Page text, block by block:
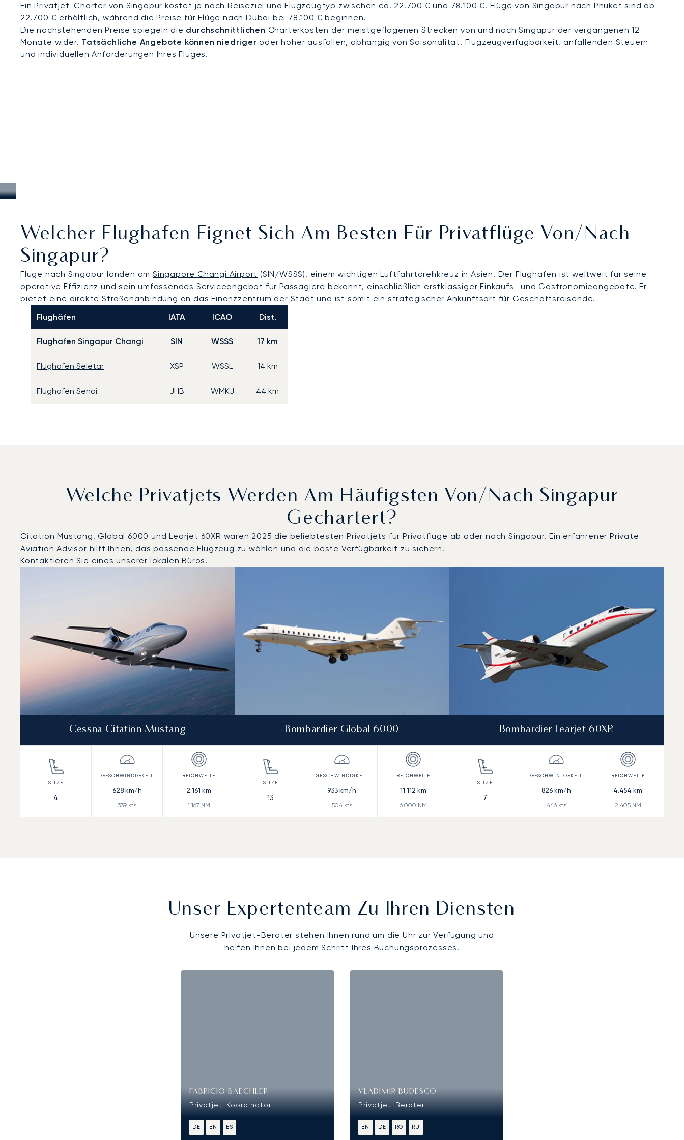
Ein Privatjet-Charter von Singapur kostet je nach Reiseziel und Flugzeugtyp zwischen ca. 22.700 € und 78.100 €. Flüge von Singapur nach Phuket sind ab
22.700 € erhältlich, während die Preise für Flüge nach Dubai bei 78.100 € beginnen.
Die nachstehenden Preise spiegeln die durchschnittlichen Charterkosten der meistgeflogenen Strecken von und nach Singapur der vergangenen 12
Monate wider. Tatsächliche Angebote können niedriger oder höher ausfallen, abhängig von Saisonalität, Flugzeugverfügbarkeit, anfallenden Steuern
und individuellen Anforderungen Ihres Fluges.
Welcher Flughafen Eignet Sich Am Besten Für Privatflüge Von/nach
Singapur?
Flüge nach Singapur landen amSingapore Changi Airport (SIN/WSSS), einem wichtigen Luftfahrtdrehkreuz in Asien. Der Flughafen ist weltweit für seine
operative Effizienz und sein umfassendes Serviceangebot für Passagiere bekannt, einschließlich erstklassiger Einkaufs- und Gastronomieangebote. Er
bietet eine direkte Straßenanbindung an das Finanzzentrum der Stadt und ist somit ein strategischer Ankunftsort für Geschäftsreisende.
Flughäfen
IATA ICAO Dist.
Flughafen Singapur Changi SIN WSSS 17 km
Flughafen Seletar XSP WSSL 14 km
Flughafen Senai JHB WMKJ 44 km
Welche Privatjets Werden Am Häufigsten Von/nach Singapur
Gechartert?
Citation Mustang, Global 6000 und Learjet 60XR waren 2025 die beliebtesten Privatjets für Privatflüge ab oder nach Singapur. Ein erfahrener Private
Aviation Advisor hilft Ihnen, das passende Flugzeug zu wählen und die beste Verfügbarkeit zu sichern.
Kontaktieren Sie eines unserer lokalen Büros.
Cessna Citation Mustang
4
628km/h
339 kts
2.161 km
1.167 NM
Bombardier Global 6000
13
933 km/h
504kts
11.112 km
6.000 NM
Bombardier Learjet 60XR
7
826 km/h
446kts
4.454 km
2.405NM
Unser Expertenteam Zu Ihren Diensten
Unsere Privatjet-Berater stehen Ihnen rund um die Uhr zur Verfügung und
helfen Ihnen bei jedem Schritt Ihres Buchungsprozesses.
FABRICIO BAECHLER
Privatjet-Koordinator
DE EN ES
VLADIMIR BUDESCO
Privatjet-Berater
EN DE RO RU